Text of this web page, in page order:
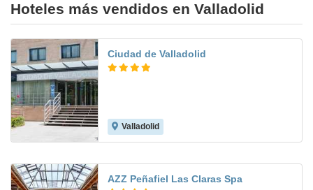
Hoteles más vendidos en Valladolid
Ciudad de Valladolid
Valladolid
AZZ Peñafiel Las Claras Spa